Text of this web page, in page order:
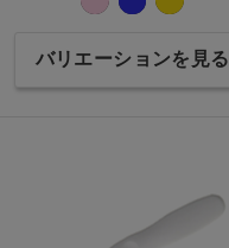
バリエーションを見る